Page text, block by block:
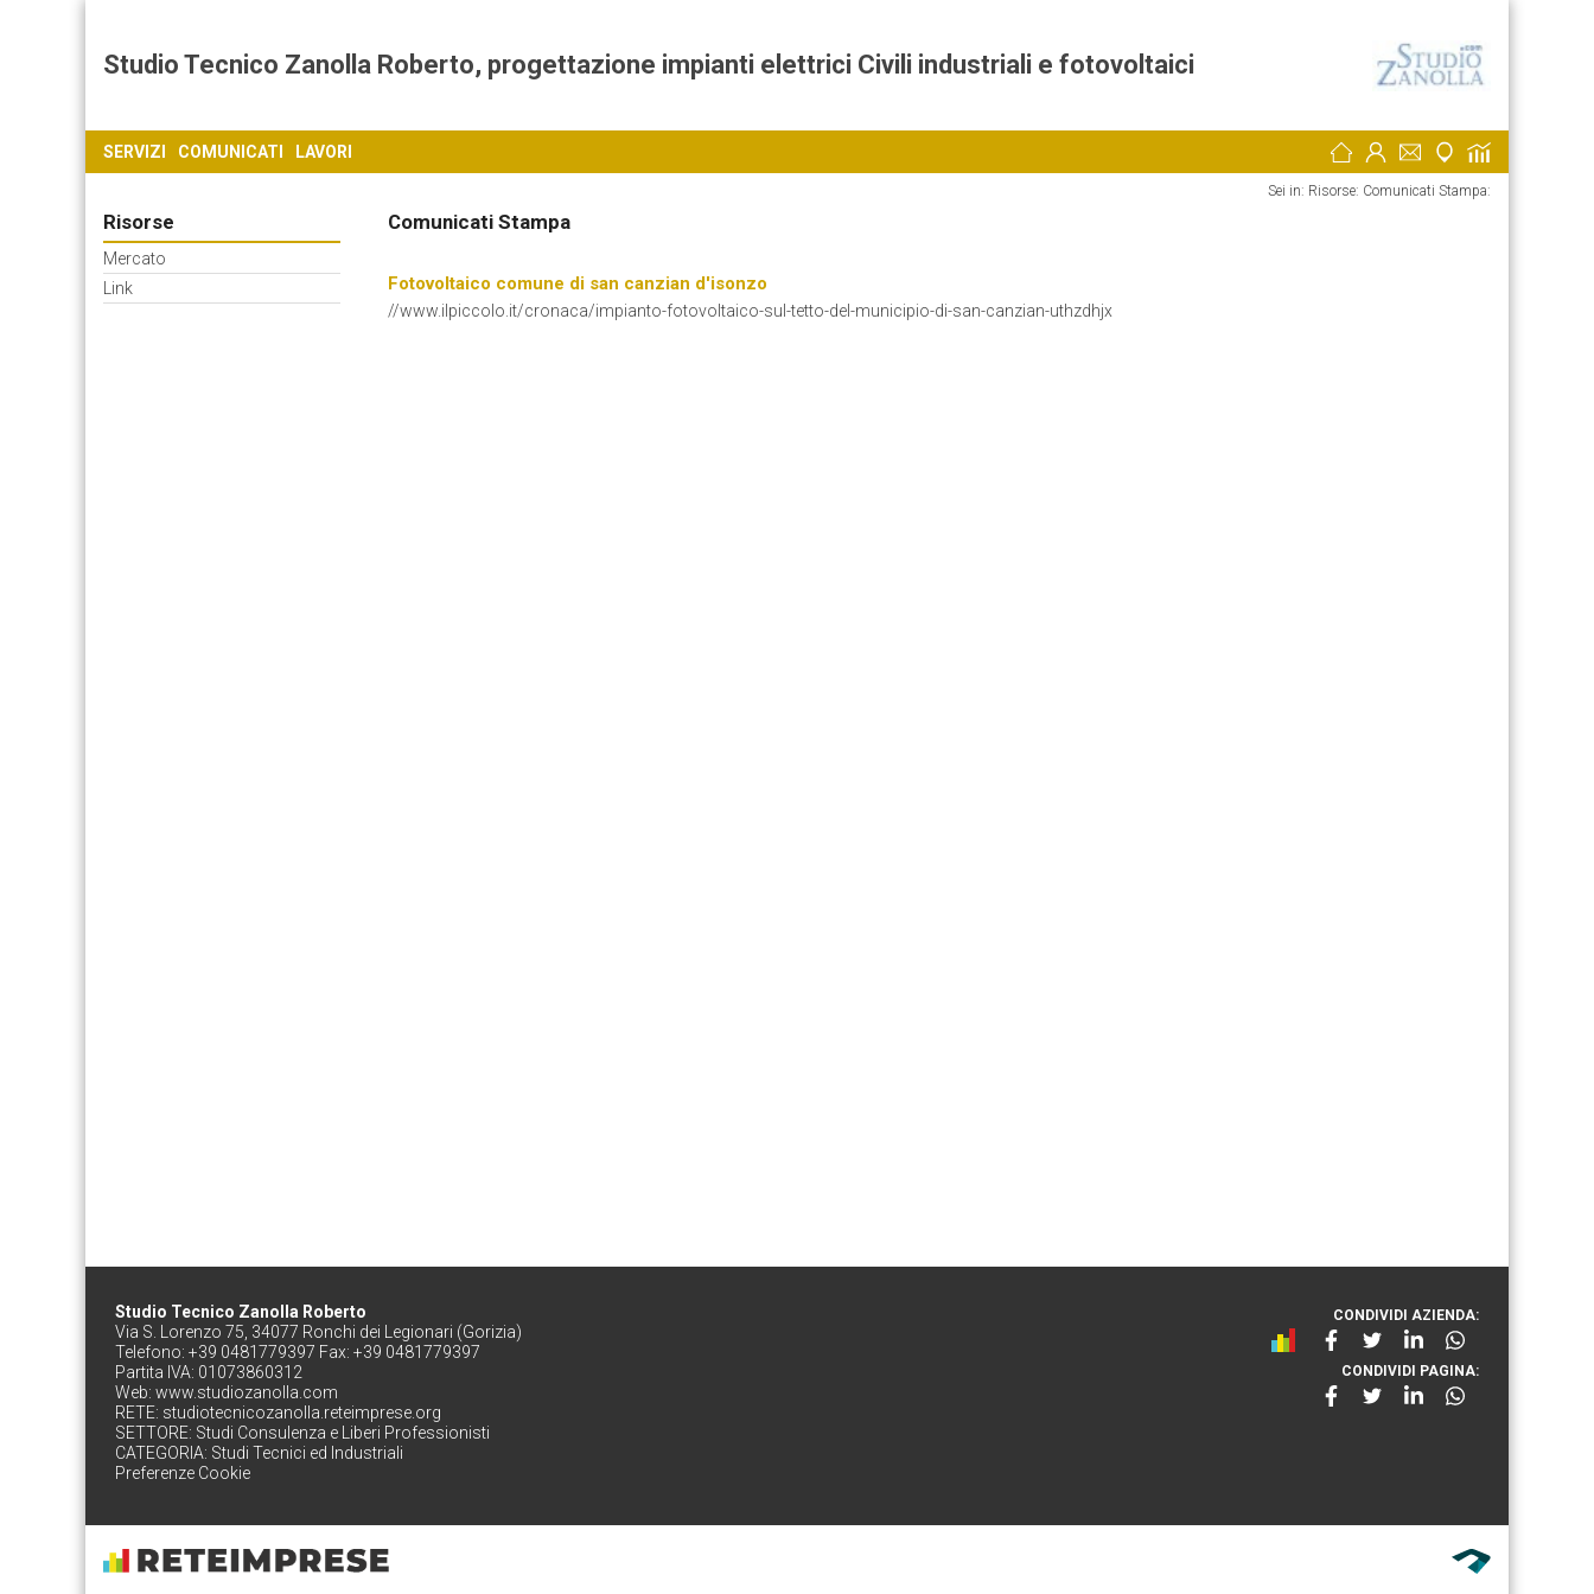
Studio Tecnico Zanolla Roberto, progettazione impianti elettrici Civili industriali e fotovoltaici
SERVIZI COMUNICATI LAVORI
Risorse
Mercato
Link
Sei in: Risorse: Comunicati Stampa:
Comunicati Stampa
Fotovoltaico comune di san canzian d'isonzo
//www.ilpiccolo.it/cronaca/impianto-fotovoltaico-sul-tetto-del-municipio-di-san-canzian-uthzdhjx
Studio Tecnico Zanolla Roberto
Via S. Lorenzo 75, 34077 Ronchi dei Legionari (Gorizia)
Telefono: +39 0481779397 Fax: +39 0481779397
Partita IVA: 01073860312
Web: www.studiozanolla.com
RETE: studiotecnicozanolla.reteimprese.org
SETTORE: Studi Consulenza e Liberi Professionisti
CATEGORIA: Studi Tecnici ed Industriali
Preferenze Cookie
CONDIVIDI AZIENDA:
CONDIVIDI PAGINA: